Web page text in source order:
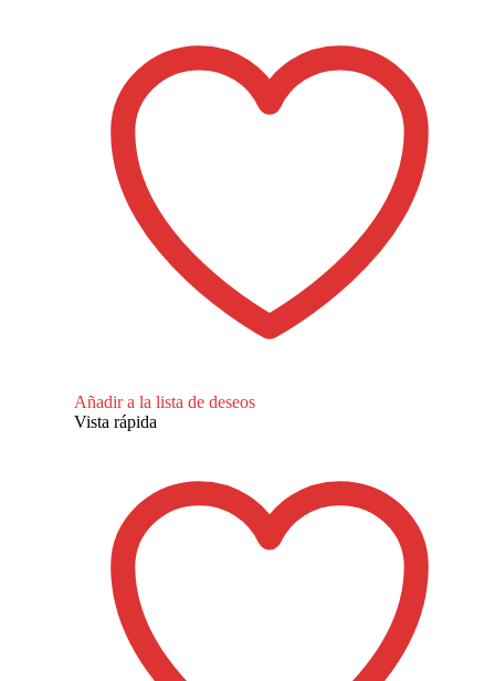
Añadir a la lista de deseos
Vista rápida